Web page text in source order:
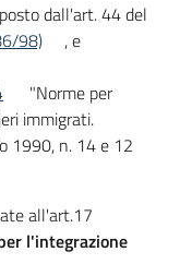
dall'art. 44 del
98)
, e
"Norme per
immigrati.
1990, n. 14 e 12
all'art.17
l'integrazione